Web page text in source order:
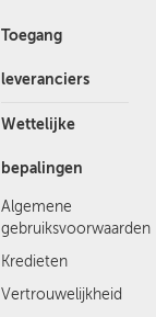
Toegang
leveranciers
Wettelijke
bepalingen
Algemene
gebruiksvoorwaarden
Kredieten
Vertrouwelijkheid